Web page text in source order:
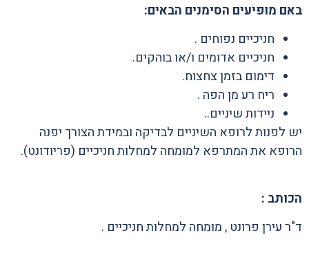
באם מופיעים הסימנים הבאים:
חניכיים נפוחים .
חניכיים אדומים ו/או בוהקים.
דימום בזמן צחצוח.
ריח רע מן הפה .
ניידות שיניים..
יש לפנות לרופא השיניים לבדיקה ובמידת הצורך יפנה
הרופא את המתרפא למומחה למחלות חניכיים (פריודונט).
הכותב :
ד"ר עירן פרונט , מומחה למחלות חניכיים .